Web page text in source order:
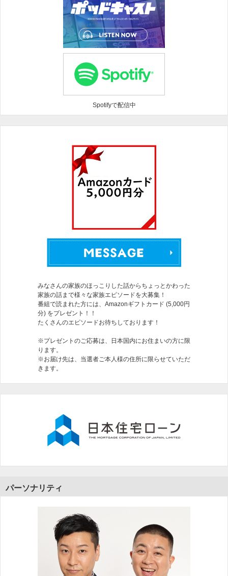
Spotifyで配信中
みなさんの家族のほっこりした話からちょっとかわった
家族の話まで様々な家族エピソードを大募集！
番組で読まれた方には、Amazonギフトカード (5,000円
分) をプレゼント！！
たくさんのエピソードお待ちしております！
※プレゼントのご応募は、日本国内にお住まいの方に限
ります。
※お届け先は、当選者ご本人様の住所に限らせていただ
きます。
パーソナリティ